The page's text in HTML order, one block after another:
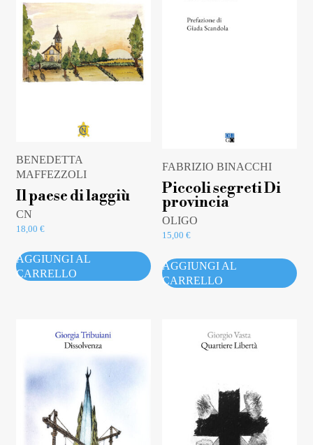
BENEDETTA
MAFFEZZOLI
Il paese di laggiù
CN
18,00 €
AGGIUNGI AL
CARRELLO
FABRIZIO BINACCHI
Piccoli segreti Di
provincia
OLIGO
15,00€
AGGIUNGI AL
CARRELLO